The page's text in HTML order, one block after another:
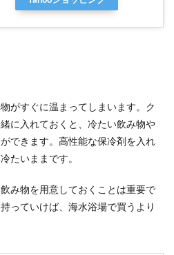
がすぐに温まってしまいます。ク
に入れておくと、冷たい飲み物や
できます。高性能な保冷剤を入れ
たいままです。
み物を用意しておくことは重要で
っていけば、海水浴場で買うより